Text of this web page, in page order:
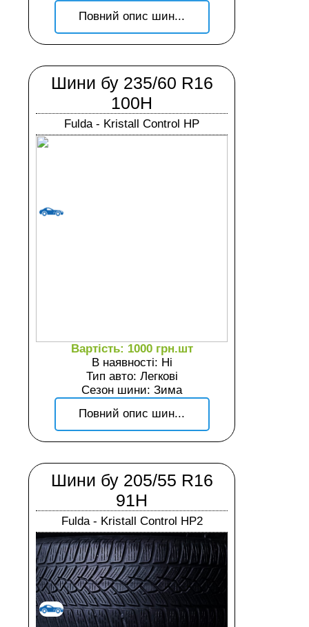
Повний опис шин...
Шини бу 235/60 R16
100H
Fulda - Kristall Control HP
Вартість: 1000 грн.шт
В наявності: Ні
Тип авто: Легкові
Сезон шини: Зима
Повний опис шин...
Шини бу 205/55 R16
91H
Fulda - Kristall Control HP2